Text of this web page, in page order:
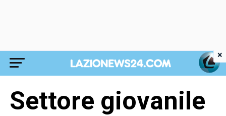
Settore giovanile
×